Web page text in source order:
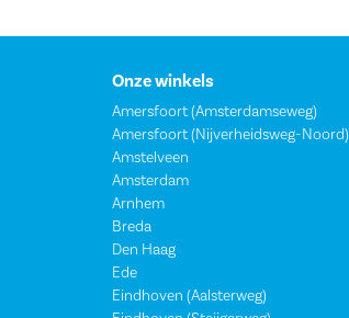
Onze winkels
Amersfoort (Amsterdamseweg)
Amersfoort (Nijverheidsweg-Noord)
Amstelveen
Amsterdam
Arnhem
Breda
Den Haag
Ede
Eindhoven (Aalsterweg)